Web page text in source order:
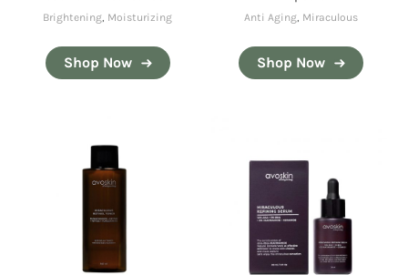
Brightening, Moisturizing
Shop Now
Anti Aging, Miraculous
Shop Now